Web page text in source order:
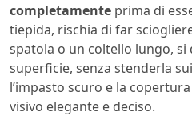
completamente prima di
tiepida, rischia di far
spatola o un coltello lungo, si
superficie, senza stenderla
l’impasto scuro e la
visivo elegante e deciso.